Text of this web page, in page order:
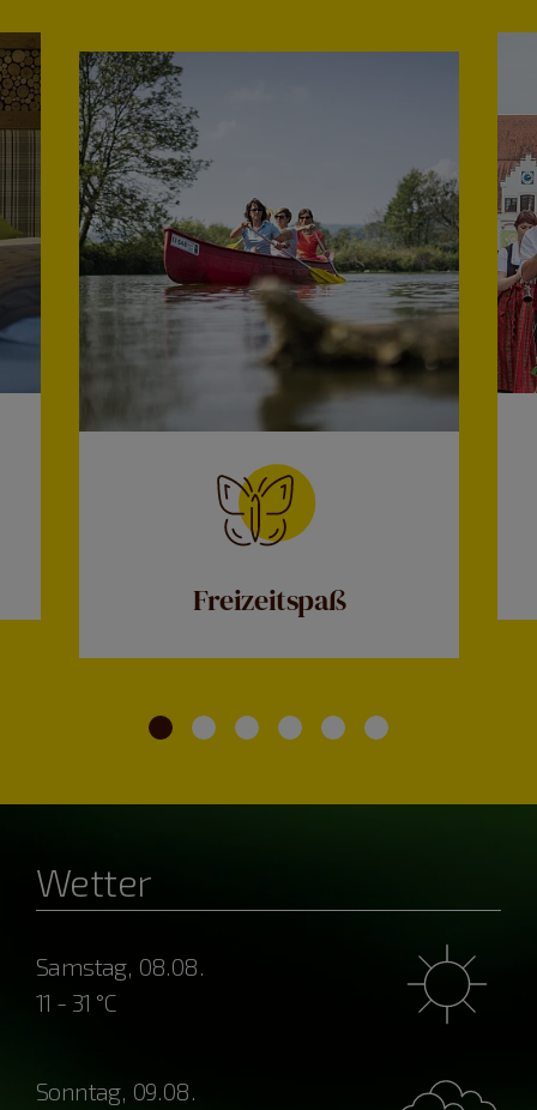
Freizeitspaß
Wetter
Samstag, 08.08.
11 - 31 °C
Sonntag, 09.08.